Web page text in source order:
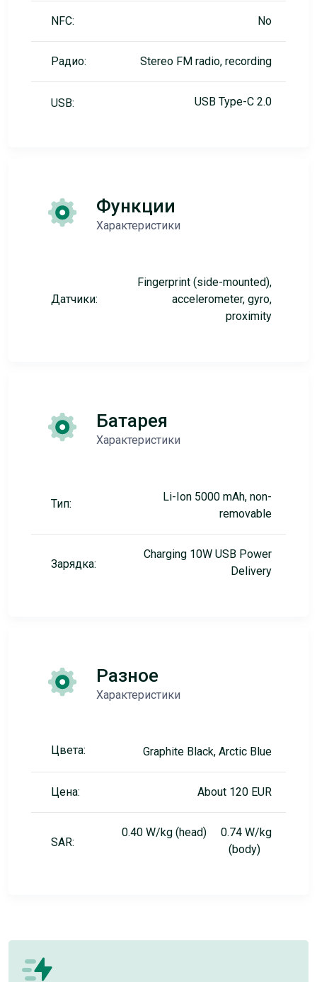
NFC: No
Радио: Stereo FM radio, recording
USB: USB Type-C 2.0
Функции
Характеристики
Датчики:
Fingerprint (side-mounted),
accelerometer, gyro,
proximity
Батарея
Характеристики
Тип:
Li-Ion 5000 mAh, non-
removable
Зарядка:
Charging 10W USB Power
Delivery
Разное
Характеристики
Цвета: Graphite Black, Arctic Blue
Цена: About 120 EUR
SAR:
0.40 W/kg (head) 0.74 W/kg
(body)